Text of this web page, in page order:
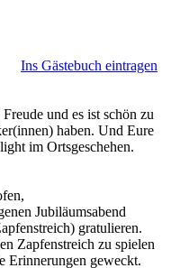
Ins Gästebuch eintragen
und es ist schön zu
haben. Und Eure
im Ortsgeschehen.
Jubiläumsabend
gratulieren.
Zapfenstreich zu spielen
Erinnerungen geweckt.